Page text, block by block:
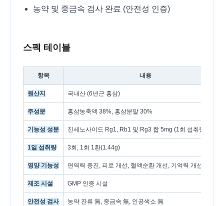
농약 및 중금속 검사 완료 (안전성 인증)
스펙 테이블
항목 내용
원산지 국내산 (6년근 홍삼)
주성분 홍삼농축액 38%, 홍삼분말 30%
기능성 성분 진세노사이드 Rg1, Rb1 및 Rg3 합 5mg (1회 섭취량 기준)
1일 섭취량 3회, 1회 1환(1.44g)
영양 기능성 면역력 증진, 피로 개선, 혈액순환 개선, 기억력 개선, 항산화
제조 시설 GMP 인증 시설
안전성 검사 농약 잔류 無, 중금속 無, 인공색소 無